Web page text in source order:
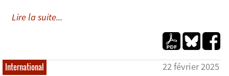
Lire la suite...
International 22 février 2025